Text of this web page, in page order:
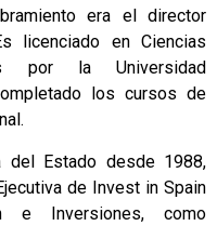
era el director
licenciado en Ciencias
por la Universidad
los cursos de
del Estado desde 1988,
de Invest in Spain
e Inversiones, como